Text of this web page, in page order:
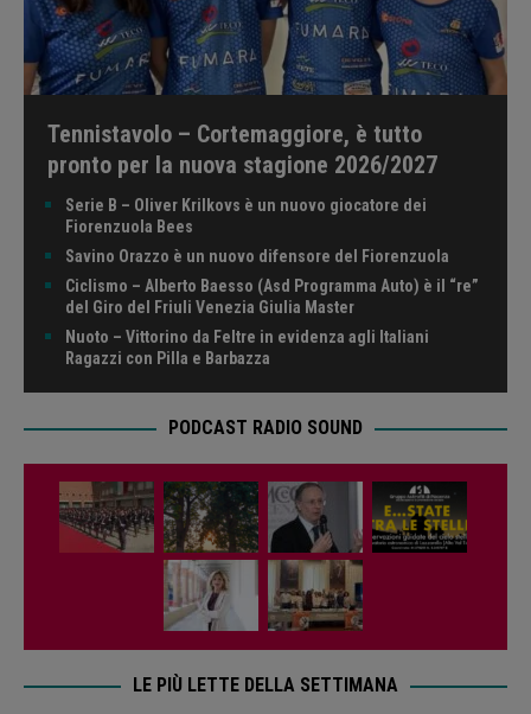
Tennistavolo – Cortemaggiore, è tutto
pronto per la nuova stagione 2026/2027
Serie B – Oliver Krilkovs è un nuovo giocatore dei
Fiorenzuola Bees
Savino Orazzo è un nuovo difensore del Fiorenzuola
Ciclismo – Alberto Baesso (Asd Programma Auto) è il “re”
del Giro del Friuli Venezia Giulia Master
Nuoto – Vittorino da Feltre in evidenza agli Italiani
Ragazzi con Pilla e Barbazza
PODCAST RADIO SOUND
LE PIÙ LETTE DELLA SETTIMANA